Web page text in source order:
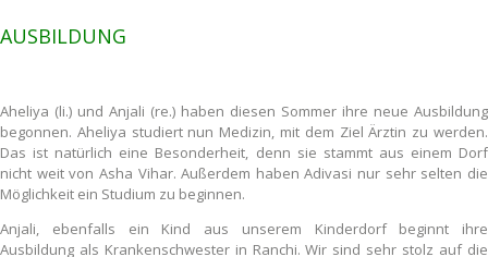
AUSBILDUNG
Aheliya (li.) und Anjali (re.) haben diesen Sommer ihre neue Ausbildung
begonnen. Aheliya studiert nun Medizin, mit dem Ziel Ärztin zu werden.
Das ist natürlich eine Besonderheit, denn sie stammt aus einem Dorf
nicht weit von Asha Vihar. Außerdem haben Adivasi nur sehr selten die
Möglichkeit ein Studium zu beginnen.
Anjali, ebenfalls ein Kind aus unserem Kinderdorf beginnt ihre
Ausbildung als Krankenschwester in Ranchi. Wir sind sehr stolz auf die